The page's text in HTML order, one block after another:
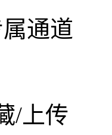
通道
/上传